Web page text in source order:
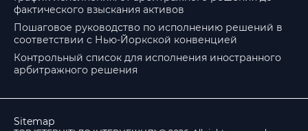
фактического взыскания активов
Пошаговое руководство по исполнению решений в
соответствии с Нью-Йоркской конвенцией
Контрольный список для исполнения иностранного
арбитражного решения
Sitemap